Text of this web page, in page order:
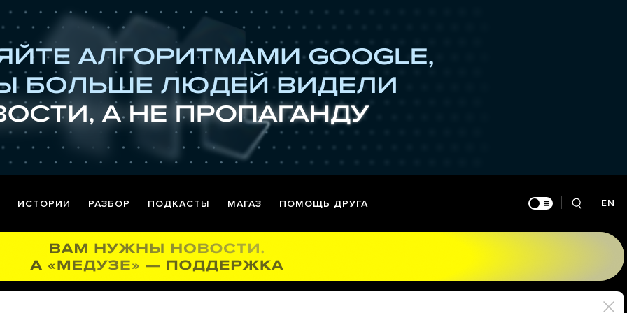
ИСТОРИИ РАЗБОР ПОДКАСТЫ МАГАЗ ПОМОЩЬ ДРУГА EN